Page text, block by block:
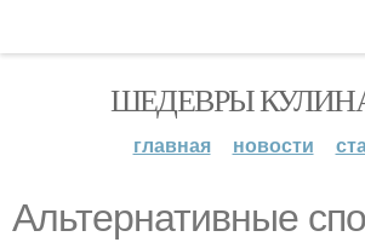
ШЕДЕВРЫ
главная новости
Альтернативные